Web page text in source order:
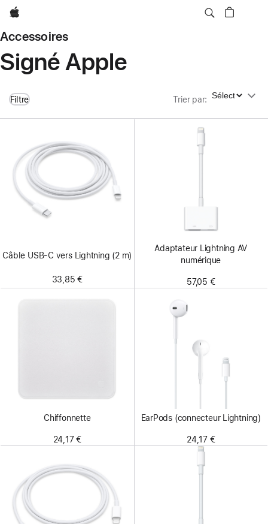
Apple
Accessoires
Signé Apple
Filtre Trier par: Trier par
Câble USB-C vers Lightning (2 m)
33,85 €
Adaptateur Lightning AV
numérique
57,05 €
Chiffonnette
24,17 €
EarPods (connecteur Lightning)
24,17 €